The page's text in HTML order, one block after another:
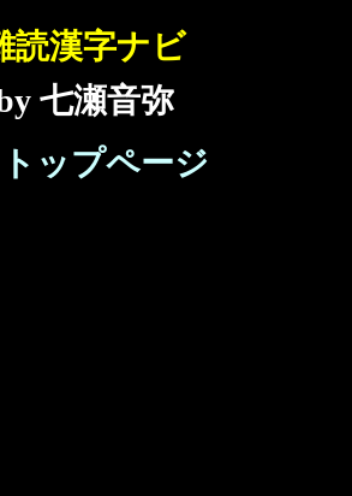
読漢字ナビ
七瀬音弥
ップページ